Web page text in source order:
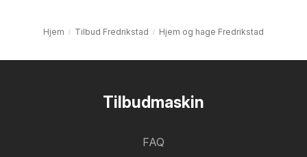
Hjem Tilbud Fredrikstad Hjem og hage Fredrikstad
Tilbudmaskin
FAQ